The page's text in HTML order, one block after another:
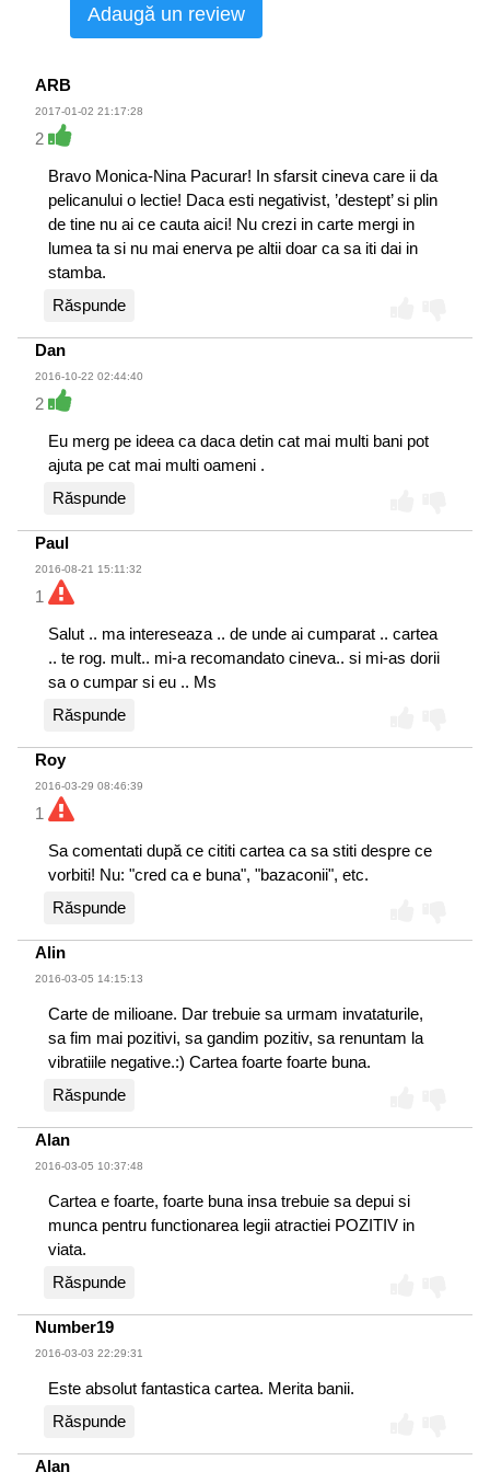
Adaugă un review
ARB
2017-01-02 21:17:28
2
Bravo Monica-Nina Pacurar! In sfarsit cineva care ii da
pelicanului o lectie! Daca esti negativist, ’destept’ si plin
de tine nu ai ce cauta aici! Nu crezi in carte mergi in
lumea ta si nu mai enerva pe altii doar ca sa iti dai in
stamba.
Răspunde
Dan
2016-10-22 02:44:40
2
Eu merg pe ideea ca daca detin cat mai multi bani pot
ajuta pe cat mai multi oameni .
Răspunde
Paul
2016-08-21 15:11:32
1
Salut .. ma intereseaza .. de unde ai cumparat .. cartea
.. te rog. mult.. mi-a recomandato cineva.. si mi-as dorii
sa o cumpar si eu .. Ms
Răspunde
Roy
2016-03-29 08:46:39
1
Sa comentati după ce cititi cartea ca sa stiti despre ce
vorbiti! Nu: "cred ca e buna", "bazaconii", etc.
Răspunde
Alin
2016-03-05 14:15:13
Carte de milioane. Dar trebuie sa urmam invataturile,
sa fim mai pozitivi, sa gandim pozitiv, sa renuntam la
vibratiile negative.:) Cartea foarte foarte buna.
Răspunde
Alan
2016-03-05 10:37:48
Cartea e foarte, foarte buna insa trebuie sa depui si
munca pentru functionarea legii atractiei POZITIV in
viata.
Răspunde
Number19
2016-03-03 22:29:31
Este absolut fantastica cartea. Merita banii.
Răspunde
Alan